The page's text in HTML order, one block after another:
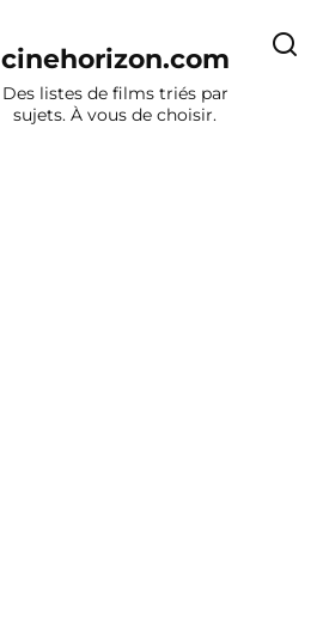
cinehorizon.com
Des listes de films triés par
sujets. À vous de choisir.